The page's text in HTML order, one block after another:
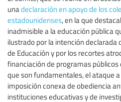
una declaración en apoyo de los
estadounidenses, en la que
inadmisible a la educación pública
ilustrado por la intención
de Educación y por los recortes
financiación de programas
que son fundamentales, el ataque
imposición conexa de obediencia
instituciones educativas y de